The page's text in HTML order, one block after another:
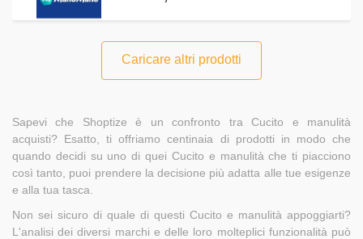
Caricare altri prodotti
Sapevi che Shoptize è un confronto tra Cucito e manulità
acquisti? Esatto, ti offriamo centinaia di prodotti in modo che
quando decidi su uno di quei Cucito e manulità che ti piacciono
così tanto, puoi prendere la decisione più adatta alle tue esigenze
e alla tua tasca.
Non sei sicuro di quale di questi Cucito e manulità appoggiarti?
L'analisi dei diversi marchi e delle loro molteplici funzionalità può